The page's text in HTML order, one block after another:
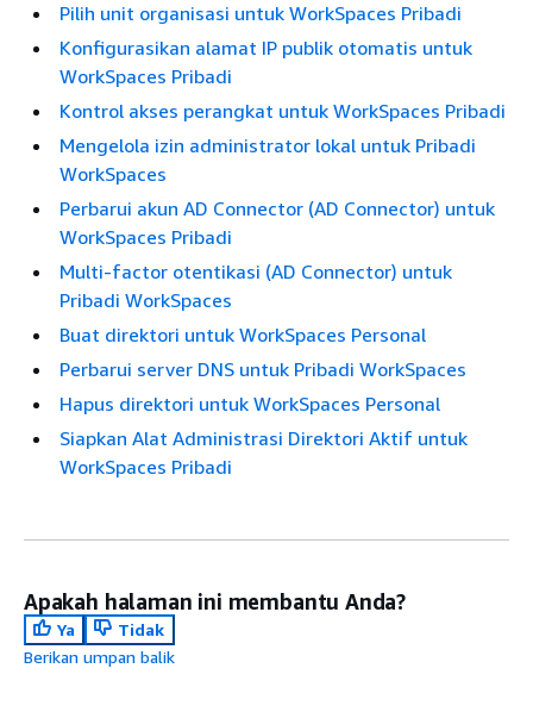
Pilih unit organisasi untuk WorkSpaces Pribadi
Konfigurasikan alamat IP publik otomatis untuk
WorkSpaces Pribadi
Kontrol akses perangkat untuk WorkSpaces Pribadi
Mengelola izin administrator lokal untuk Pribadi
WorkSpaces
Perbarui akun AD Connector (AD Connector) untuk
WorkSpaces Pribadi
Multi-factor otentikasi (AD Connector) untuk
Pribadi WorkSpaces
Buat direktori untuk WorkSpaces Personal
Perbarui server DNS untuk Pribadi WorkSpaces
Hapus direktori untuk WorkSpaces Personal
Siapkan Alat Administrasi Direktori Aktif untuk
WorkSpaces Pribadi
Apakah halaman ini membantu Anda?
Ya
Tidak
Berikan umpan balik